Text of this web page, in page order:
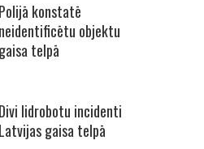
Polijā konstatē
neidentificētu objektu
gaisa telpā
Divi lidrobotu incidenti
Latvijas gaisa telpā